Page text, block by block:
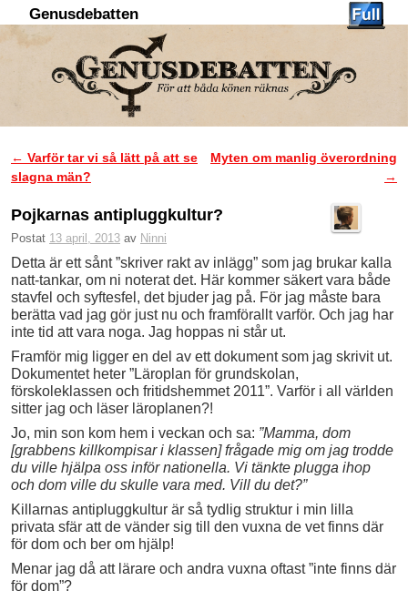
Genusdebatten
Inläggsnavigering
← Varför tar vi så lätt på att se
slagna män?
Myten om manlig överordning
→
Pojkarnas antipluggkultur?
Postat 13 april, 2013 av Ninni
Detta är ett sånt ”skriver rakt av inlägg” som jag brukar kalla
natt-tankar, om ni noterat det. Här kommer säkert vara både
stavfel och syftesfel, det bjuder jag på. För jag måste bara
berätta vad jag gör just nu och framförallt varför. Och jag har
inte tid att vara noga. Jag hoppas ni står ut.
Framför mig ligger en del av ett dokument som jag skrivit ut.
Dokumentet heter ”Läroplan för grundskolan,
förskoleklassen och fritidshemmet 2011”. Varför i all världen
sitter jag och läser läroplanen?!
Jo, min son kom hem i veckan och sa: ”Mamma, dom
[grabbens killkompisar i klassen] frågade mig om jag trodde
du ville hjälpa oss inför nationella. Vi tänkte plugga ihop
och dom ville du skulle vara med. Vill du det?”
Killarnas antipluggkultur är så tydlig struktur i min lilla
privata sfär att de vänder sig till den vuxna de vet finns där
för dom och ber om hjälp!
Menar jag då att lärare och andra vuxna oftast ”inte finns där
för dom”?